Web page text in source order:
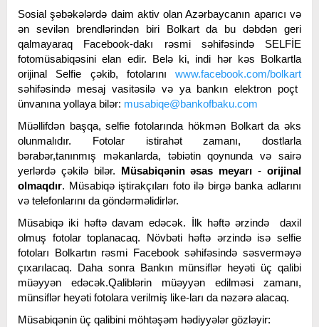
Sosial şəbəkələrdə daim aktiv olan Azərbaycanın aparıcı və
ən sevilən brendlərindən biri Bolkart da bu dəbdən geri
qalmayaraq Facebook-dakı rəsmi səhifəsində SELFİE
fotomüsabiqəsini elan edir. Belə ki, indi hər kəs Bolkartla
orijinal Selfie çəkib, fotolarını www.facebook.com/bolkart
səhifəsində mesaj vasitəsilə və ya bankın elektron poçt
ünvanına yollaya bilər: musabiqe@bankofbaku.com
Müəllifdən başqa, selfie fotolarında hökmən Bolkart da əks
olunmalıdır. Fotolar istirahət zamanı, dostlarla
bərabər,tanınmış məkanlarda, təbiətin qoynunda və sairə
yerlərdə çəkilə bilər. Müsabiqənin əsas meyarı -orijinal
olmaqdır. Müsabiqə iştirakçıları foto ilə birgə banka adlarını
və telefonlarını da göndərməlidirlər.
Müsabiqə iki həftə davam edəcək. İlk həftə ərzində daxil
olmuş fotolar toplanacaq. Növbəti həftə ərzində isə selfie
fotoları Bolkartın rəsmi Facebook səhifəsində səsverməyə
çıxarılacaq. Daha sonra Bankın münsiflər heyəti üç qalibi
müəyyən edəcək.Qaliblərin müəyyən edilməsi zamanı,
münsiflər heyəti fotolara verilmiş like-ları da nəzərə alacaq.
Müsabiqənin üç qalibini möhtəşəm hədiyyələr gözləyir: